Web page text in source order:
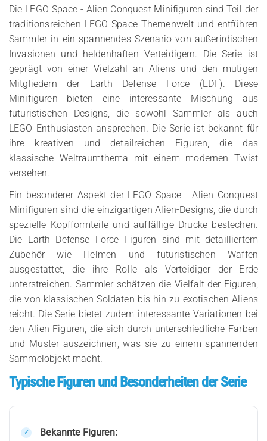
Die LEGO Space - Alien Conquest Minifiguren sind Teil der
traditionsreichen LEGO Space Themenwelt und entführen
Sammler in ein spannendes Szenario von außerirdischen
Invasionen und heldenhaften Verteidigern. Die Serie ist
geprägt von einer Vielzahl an Aliens und den mutigen
Mitgliedern der Earth Defense Force (EDF). Diese
Minifiguren bieten eine interessante Mischung aus
futuristischen Designs, die sowohl Sammler als auch
LEGO Enthusiasten ansprechen. Die Serie ist bekannt für
ihre kreativen und detailreichen Figuren, die das
klassische Weltraumthema mit einem modernen Twist
versehen.
Ein besonderer Aspekt der LEGO Space - Alien Conquest
Minifiguren sind die einzigartigen Alien-Designs, die durch
spezielle Kopfformteile und auffällige Drucke bestechen.
Die Earth Defense Force Figuren sind mit detailliertem
Zubehör wie Helmen und futuristischen Waffen
ausgestattet, die ihre Rolle als Verteidiger der Erde
unterstreichen. Sammler schätzen die Vielfalt der Figuren,
die von klassischen Soldaten bis hin zu exotischen Aliens
reicht. Die Serie bietet zudem interessante Variationen bei
den Alien-Figuren, die sich durch unterschiedliche Farben
und Muster auszeichnen, was sie zu einem spannenden
Sammelobjekt macht.
Typische Figuren und Besonderheiten der Serie
Bekannte Figuren: